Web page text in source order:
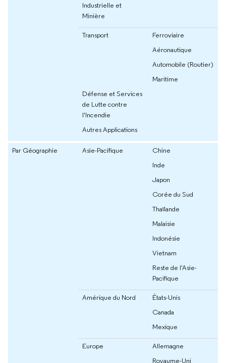
Industrielle et
Minière
Transport
Ferroviaire
Aéronautique
Automobile (Routier)
Maritime
Défense et Services
de Lutte contre
l'Incendie
Autres Applications
Par Géographie Asie-Pacifique
Chine
Inde
Japon
Corée du Sud
Thaïlande
Malaisie
Indonésie
Vietnam
Reste de l'Asie-
Pacifique
Amérique du Nord
États-Unis
Canada
Mexique
Europe
Allemagne
Royaume-Uni